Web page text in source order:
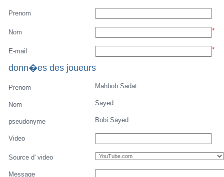
Prenom
Nom *
E-mail *
donn�es des joueurs
Prenom Mahbob Sadat
Nom Sayed
pseudonyme Bobi Sayed
Video
Source d' video
Message